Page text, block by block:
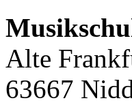
Alte
63667